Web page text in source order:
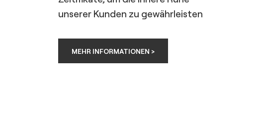
unserer Kunden zu gewährleisten
MEHR INFORMATIONEN >